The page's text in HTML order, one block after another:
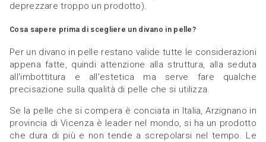
deprezzare troppo un prodotto).
Cosa sapere prima di scegliere un divano in pelle?
Per un divano in pelle restano valide tutte le considerazioni
appena fatte, quindi attenzione alla struttura, alla seduta
all'imbottitura e all'estetica ma serve fare qualche
precisazione sulla qualità di pelle che si utilizza.
Se la pelle che si compera è conciata in Italia, Arzignano in
provincia di Vicenza è leader nel mondo, si ha un prodotto
che dura di più e non tende a screpolarsi nel tempo. Le